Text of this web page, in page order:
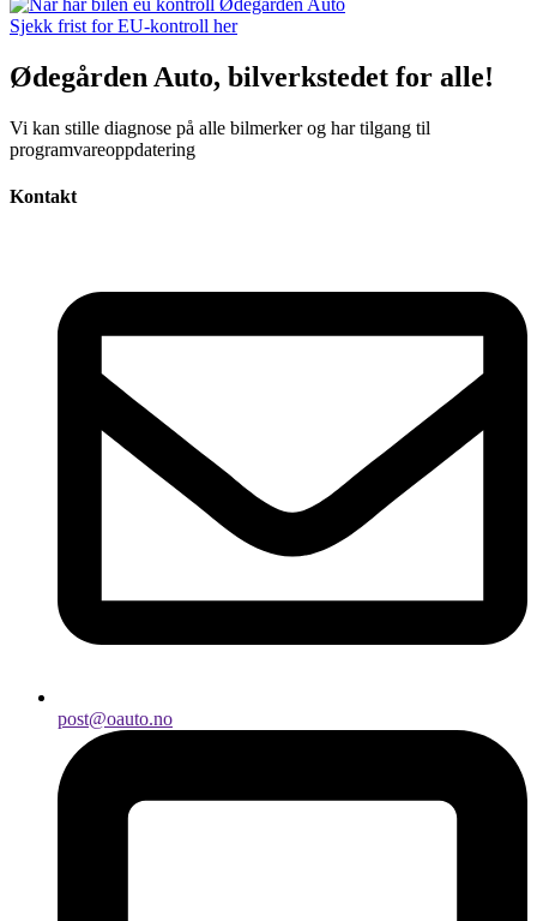
Sjekk frist for EU-kontroll her
Ødegården Auto, bilverkstedet for alle!
Vi kan stille diagnose på alle bilmerker og har tilgang til
programvareoppdatering
Kontakt
post@oauto.no